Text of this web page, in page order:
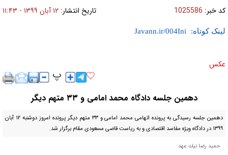
کد خبر: 1025586 تاریخ انتشار: ۱۲ آبان ۱۳۹۹ - ۱۱:۴۳
لینک کوتاه:
عکس
دهمین جلسه دادگاه محمد امامی و ۳۳ متهم دیگر
دهمین جلسه رسیدگی به پرونده اتهامی محمد امامی و ۳۳ متهم دیگر پرونده امروز دوشنبه ۱۲ آبان
۱۳۹۹ در دادگاه ویژه مفاسد اقتصادی و به ریاست قاضی مسعودی مقام برگزار شد.
حميد رضا نيك عهد